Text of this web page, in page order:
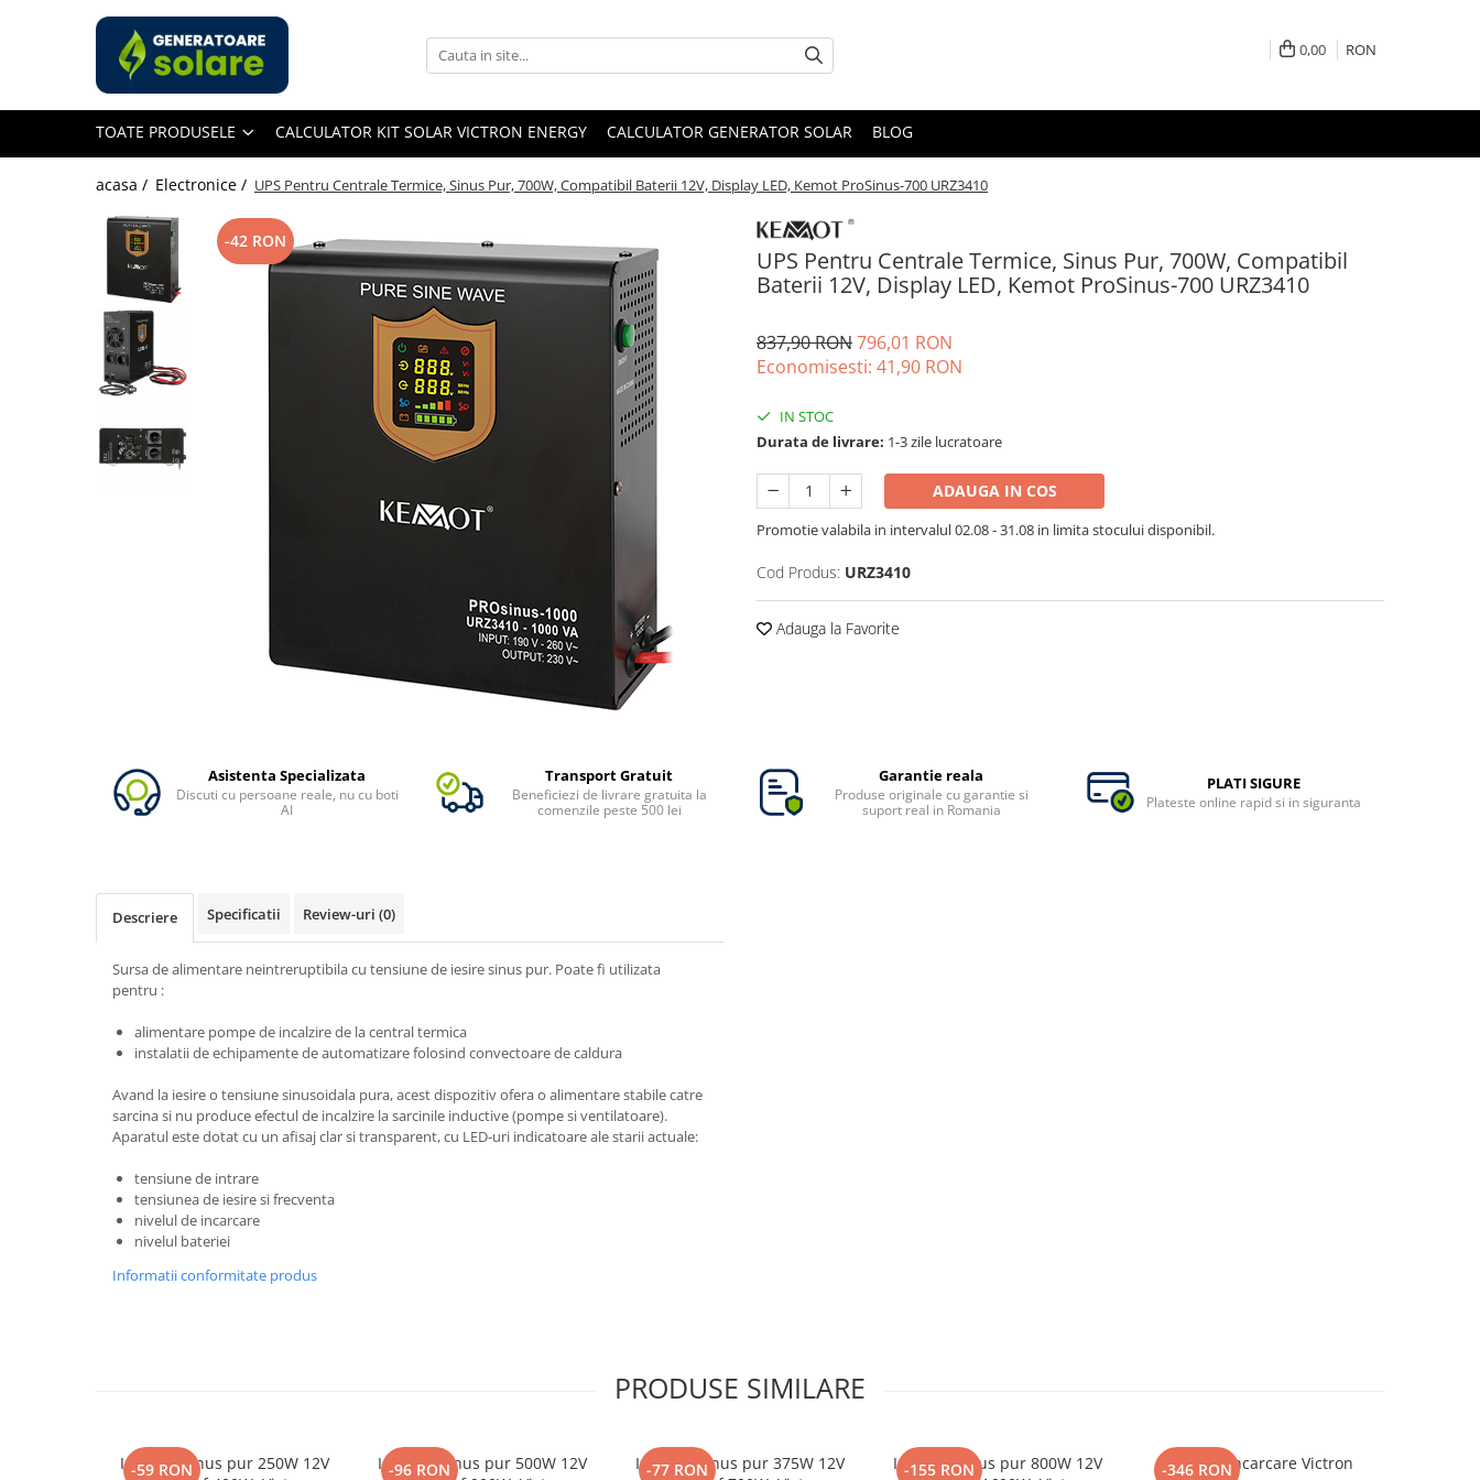
Toate Produsele
Cauta dupa capacitate
Intre 1000-2000W
Intre 2000-3000W
Peste 3000W
Cauta dupa marca
Toate generatoarele
Cauta dupa marca
Kituri solare pentru balcon
Frigidere Portabile
Componente Fotovoltaice
Incarcatoare solare
0,00 RON
TOATE PRODUSELE CALCULATOR KIT SOLAR VICTRON ENERGY CALCULATOR GENERATOR SOLAR BLOG
acasa / Electronice / UPS Pentru Centrale Termice, Sinus Pur, 700W, Compatibil Baterii 12V, Display LED, Kemot ProSinus-700 URZ3410
UPS Pentru Centrale Termice, Sinus Pur, 700W, Compatibil
Baterii 12V, Display LED, Kemot ProSinus-700 URZ3410
-42 RON
837,90 RON796,01 RON
Economisesti: 41,90 RON
IN STOC
Durata de livrare: 1-3 zile lucratoare
ADAUGA IN COS
Promotie valabila in intervalul 02.08 - 31.08 in limita stocului disponibil.
Cod Produs: URZ3410
Adauga la Favorite
Asistenta Specializata
Discuti cu persoane reale, nu cu boti
AI
Transport Gratuit
Beneficiezi de livrare gratuita la
comenzile peste 500 lei
Garantie reala
Produse originale cu garantie si
suport real in Romania
PLATI SIGURE
Plateste online rapid si in siguranta
Descriere Specificatii Review-uri (0)
Sursa de alimentare neintreruptibila cu tensiune de iesire sinus pur. Poate fi utilizata
pentru :
alimentare pompe de incalzire de la central termica
instalatii de echipamente de automatizare folosind convectoare de caldura
Avand la iesire o tensiune sinusoidala pura, acest dispozitiv ofera o alimentare stabile catre
sarcina si nu produce efectul de incalzire la sarcinile inductive (pompe si ventilatoare).
Aparatul este dotat cu un afisaj clar si transparent, cu LED-uri indicatoare ale starii actuale:
tensiune de intrare
tensiunea de iesire si frecventa
nivelul de incarcare
nivelul bateriei
Informatii conformitate produs
PRODUSE SIMILARE
-59 RON
Invertor sinus pur 250W 12V
-96 RON
Invertor sinus pur 500W 12V
-77 RON
Invertor sinus pur 375W 12V
-155 RON
Invertor sinus pur 800W 12V
-346 RON
Statie De Incarcare Victron